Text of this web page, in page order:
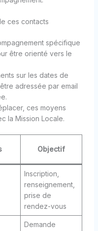
ces contacts
spécifique
être orienté vers le
sur les dates de
adressée par email
ces moyens
la Mission Locale.
Objectif
Inscription,
renseignement,
prise de
rendez-vous
Demande